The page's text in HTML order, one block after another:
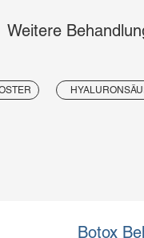
Weitere
Botox